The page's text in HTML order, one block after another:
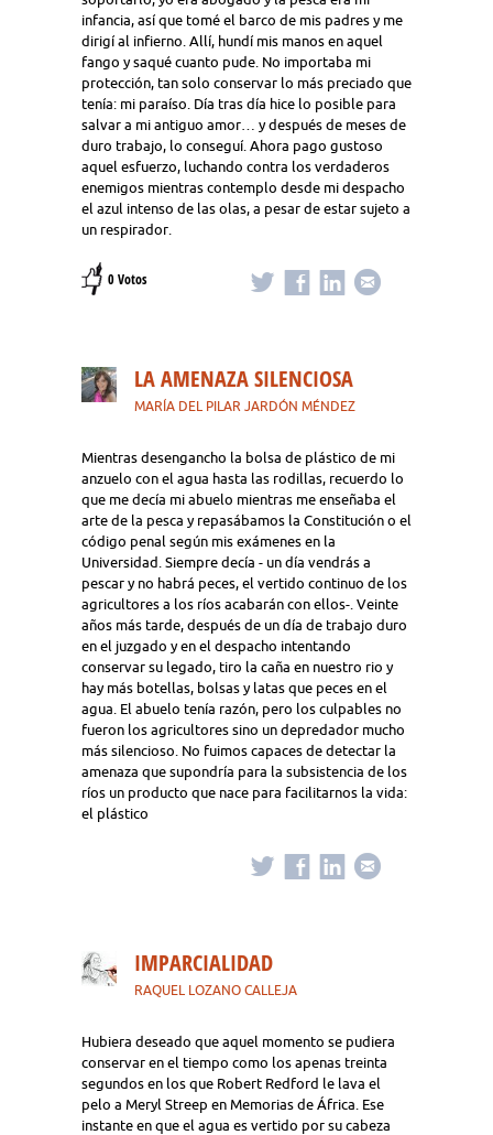
infancia, así que tomé el barco de mis padres y me
dirigí al infierno. Allí, hundí mis manos en aquel
fango y saqué cuanto pude. No importaba mi
protección, tan solo conservar lo más preciado que
tenía: mi paraíso. Día tras día hice lo posible para
salvar a mi antiguo amor… y después de meses de
duro trabajo, lo conseguí. Ahora pago gustoso
aquel esfuerzo, luchando contra los verdaderos
enemigos mientras contemplo desde mi despacho
el azul intenso de las olas, a pesar de estar sujeto a
un respirador.
0 Votos
LA AMENAZA SILENCIOSA
MARÍA DEL PILAR JARDÓN MÉNDEZ
Mientras desengancho la bolsa de plástico de mi
anzuelo con el agua hasta las rodillas, recuerdo lo
que me decía mi abuelo mientras me enseñaba el
arte de la pesca y repasábamos la Constitución o el
código penal según mis exámenes en la
Universidad. Siempre decía - un día vendrás a
pescar y no habrá peces, el vertido continuo de los
agricultores a los ríos acabarán con ellos-. Veinte
años más tarde, después de un día de trabajo duro
en el juzgado y en el despacho intentando
conservar su legado, tiro la caña en nuestro rio y
hay más botellas, bolsas y latas que peces en el
agua. El abuelo tenía razón, pero los culpables no
fueron los agricultores sino un depredador mucho
más silencioso. No fuimos capaces de detectar la
amenaza que supondría para la subsistencia de los
ríos un producto que nace para facilitarnos la vida:
el plástico
IMPARCIALIDAD
RAQUEL LOZANO CALLEJA
Hubiera deseado que aquel momento se pudiera
conservar en el tiempo como los apenas treinta
segundos en los que Robert Redford le lava el
pelo a Meryl Streep en Memorias de África. Ese
instante en que el agua es vertido por su cabeza